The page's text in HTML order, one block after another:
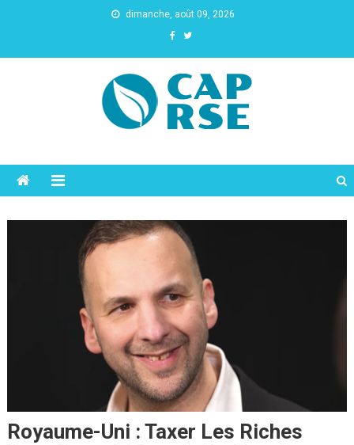
dimanche, août 09, 2026
Royaume-Uni : Taxer Les Riches